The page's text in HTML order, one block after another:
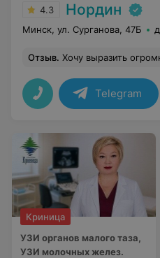
4.3 Нордин
Минск, ул. Сурганова, 47Б
Отзыв. Хочу выразить огромную благодарность Инне Петровне Дубовик за профессиональный и внимательный подход во время проведения
Telegram
Криница
УЗИ органов малого таза,
УЗИ молочных желез.